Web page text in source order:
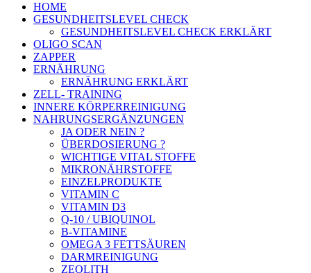
HOME
GESUNDHEITSLEVEL CHECK
GESUNDHEITSLEVEL CHECK ERKLÄRT
OLIGO SCAN
ZAPPER
ERNÄHRUNG
ERNÄHRUNG ERKLÄRT
ZELL- TRAINING
INNERE KÖRPERREINIGUNG
NAHRUNGSERGÄNZUNGEN
JA ODER NEIN ?
ÜBERDOSIERUNG ?
WICHTIGE VITAL STOFFE
MIKRONÄHRSTOFFE
EINZELPRODUKTE
VITAMIN C
VITAMIN D3
Q-10 / UBIQUINOL
B-VITAMINE
OMEGA 3 FETTSÄUREN
DARMREINIGUNG
ZEOLITH